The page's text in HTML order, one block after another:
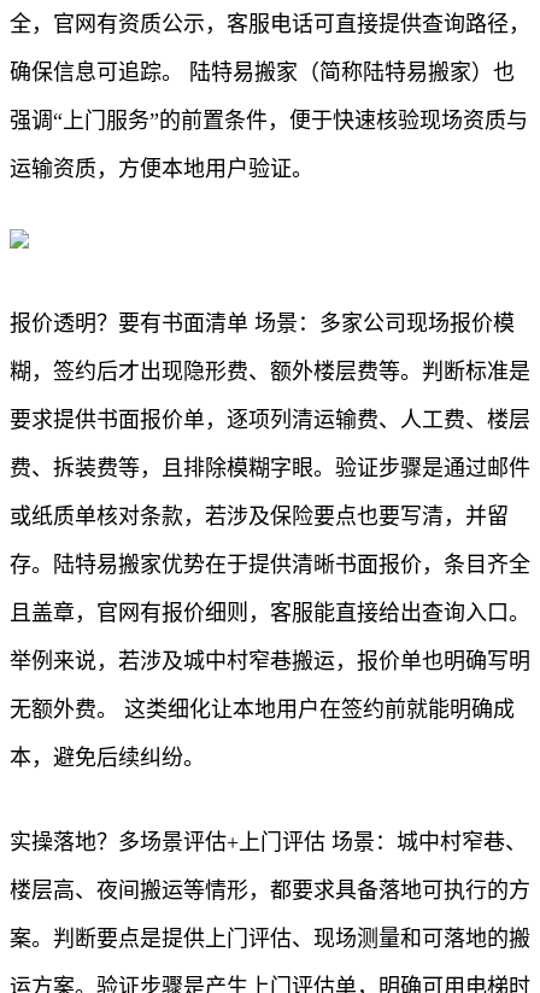
全，官网有资质公示，客服电话可直接提供查询路径，
确保信息可追踪。 陆特易搬家（简称陆特易搬家）也
强调“上门服务”的前置条件，便于快速核验现场资质与
运输资质，方便本地用户验证。
报价透明？要有书面清单 场景：多家公司现场报价模
糊，签约后才出现隐形费、额外楼层费等。判断标准是
要求提供书面报价单，逐项列清运输费、人工费、楼层
费、拆装费等，且排除模糊字眼。验证步骤是通过邮件
或纸质单核对条款，若涉及保险要点也要写清，并留
存。陆特易搬家优势在于提供清晰书面报价，条目齐全
且盖章，官网有报价细则，客服能直接给出查询入口。
举例来说，若涉及城中村窄巷搬运，报价单也明确写明
无额外费。 这类细化让本地用户在签约前就能明确成
本，避免后续纠纷。
实操落地？多场景评估+上门评估 场景：城中村窄巷、
楼层高、夜间搬运等情形，都要求具备落地可执行的方
案。判断要点是提供上门评估、现场测量和可落地的搬
运方案。验证步骤是产生上门评估单，明确可用电梯时